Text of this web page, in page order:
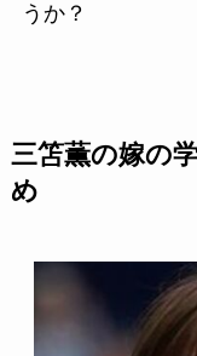
うか？
三笘薫の嫁の
め